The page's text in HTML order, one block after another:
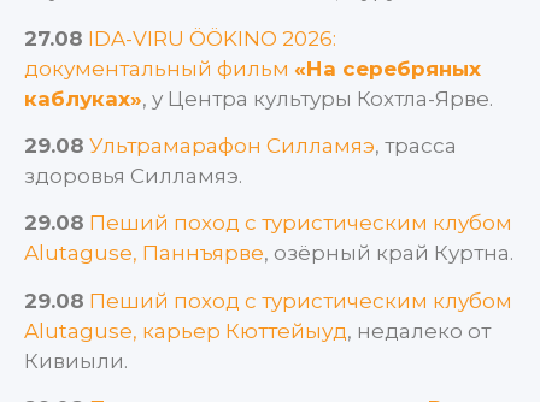
27.08 IDA-VIRU ÖÖKINO 2026:
документальный фильм «На серебряных
каблуках», у Центра культуры Кохтла-Ярве.
29.08 Ультрамарафон Силламяэ, трасса
здоровья Силламяэ.
29.08 Пеший поход с туристическим клубом
Alutaguse, Паннъярве, озёрный край Куртна.
29.08 Пеший поход с туристическим клубом
Alutaguse, карьер Кюттейыуд, недалеко от
Кивиыли.